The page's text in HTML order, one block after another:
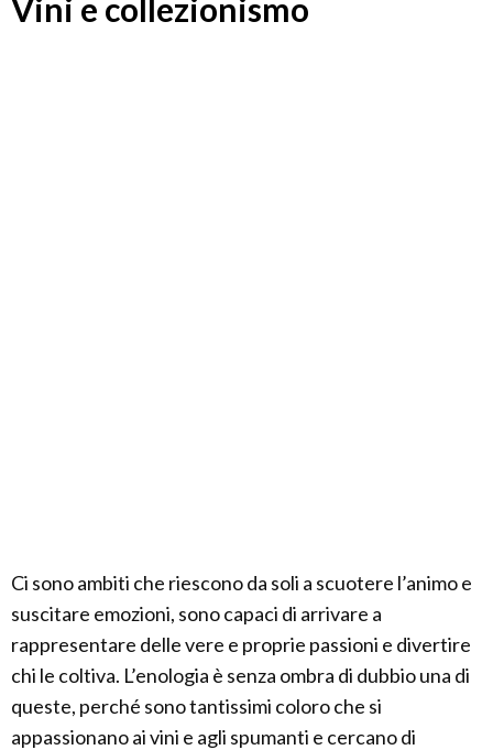
Vini e collezionismo
Ci sono ambiti che riescono da soli a scuotere l’animo e
suscitare emozioni, sono capaci di arrivare a
rappresentare delle vere e proprie passioni e divertire
chi le coltiva. L’enologia è senza ombra di dubbio una di
queste, perché sono tantissimi coloro che si
appassionano ai vini e agli spumanti e cercano di